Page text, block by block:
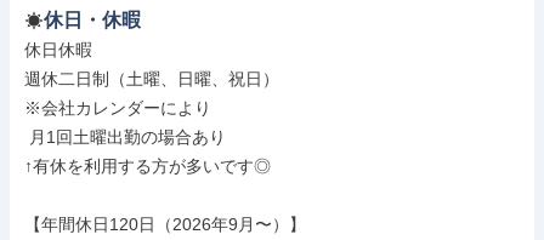
休日・休暇
休日休暇
週休二日制（土曜、日曜、祝日）
※会社カレンダーにより
↑有休を利用する方が多いです◎
【年間休日120日（2026年9月〜）】